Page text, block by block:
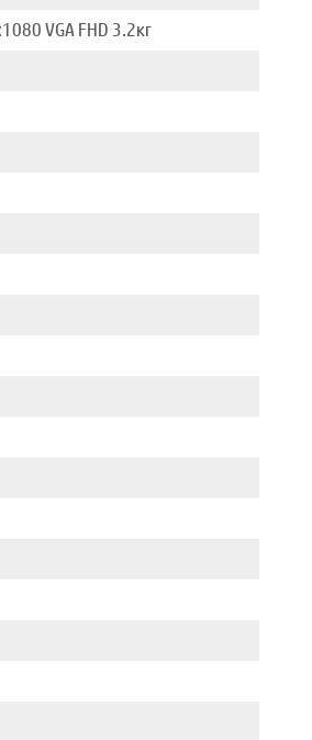
VGA FHD 3.2кг